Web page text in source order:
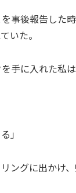
事後報告した
いた。
手に入れた私
」
ングに出かけ、